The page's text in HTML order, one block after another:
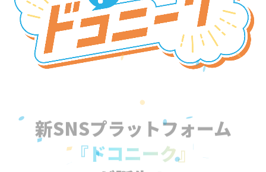
新SNSプラットフォーム
『ドコニーク』